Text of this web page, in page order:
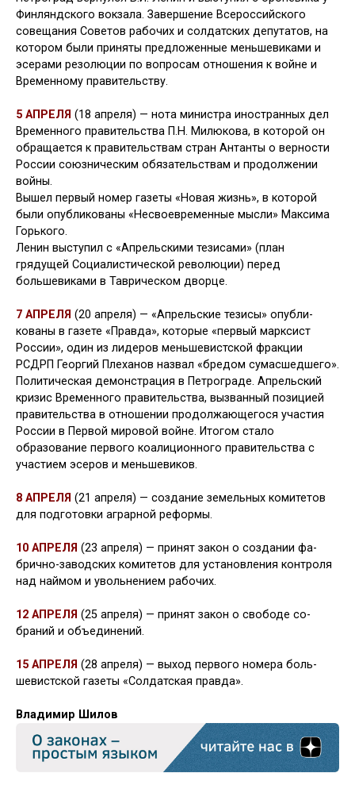
Финляндского вокзала. Завершение Всероссийского
совещания Советов рабочих и солдатских депутатов, на
кото­ром были приняты предложен­ные меньшевиками и
эсерами резолюции по вопросам отноше­ния к войне и
Временному пра­вительству.
5 АПРЕЛЯ (18 апреля) — нота министра иностранных дел
Вре­менного правительства П.Н. Ми­люкова, в которой он
обращается к правительствам стран Антанты о верности
России союзническим обязательствам и продолжении
войны.
Вышел первый номер газеты «Новая жизнь», в которой
были опубликованы «Несвоевременные мысли» Максима
Горького.
Ленин выступил с «Апрель­скими тезисами» (план
грядущей Социалистической революции) перед
большевиками в Таврическом дворце.
7 АПРЕЛЯ (20 апреля) — «Апрельские тезисы» опубли­
кованы в газете «Правда», которые «первый марксист
России», один из лидеров меньшевистской фракции
РСДРП Георгий Плеханов назвал «бредом сумасшед­шего».
Политическая демонстрация в Петрограде. Апрельский
кризис Временного правительства, вы­званный позицией
правительства в отношении про­должающегося участия
России в Первой мировой войне. Итогом стало
образование первого коалици­онного правительства с
участием эсеров и меньше­виков.
8 АПРЕЛЯ (21 апреля) — создание земельных комитетов
для подготовки аграрной реформы.
10 АПРЕЛЯ (23 апреля) — принят закон о создании фа­
брично-заводских комитетов для установления контро­ля
над наймом и увольнением рабочих.
12 АПРЕЛЯ (25 апреля) — принят закон о свободе со­
браний и объединений.
15 АПРЕЛЯ (28 апреля) — выход первого номера боль­
шевистской газеты «Солдатская правда».
Владимир Шилов